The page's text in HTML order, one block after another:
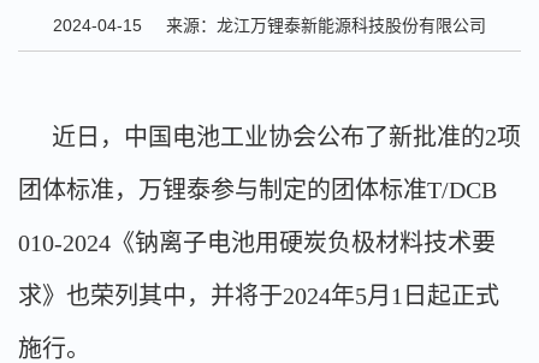
2024-04-15 来源：龙江万锂泰新能源科技股份有限公司
近日，中国电池工业协会公布了新批准的2项
团体标准，万锂泰参与制定的团体标准T/DCB
010-2024《钠离子电池用硬炭负极材料技术要
求》也荣列其中，并将于2024年5月1日起正式
施行。